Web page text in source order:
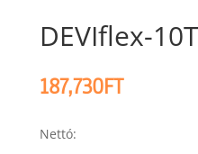
DEVIflex-
187,730FT
Nettó: